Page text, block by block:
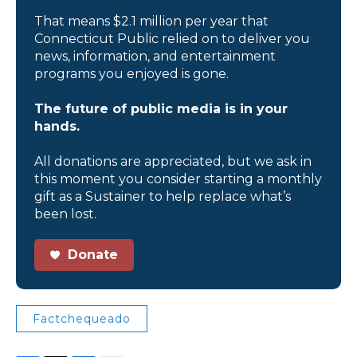
That means $2.1 million per year that
Connecticut Public relied on to deliver you
news, information, and entertainment
programs you enjoyed is gone.
The future of public media is in your
hands.
All donations are appreciated, but we ask in
this moment you consider starting a monthly
gift as a Sustainer to help replace what’s
been lost.
Donate
Factchequeado